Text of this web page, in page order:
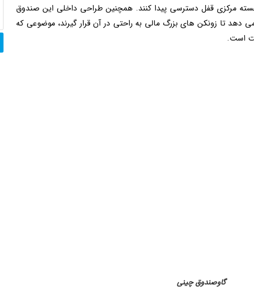
هسته مرکزی قفل دسترسی پیدا کنند. همچنین طراحی داخلی این صندوق
دهد تا زونکن های بزرگ مالی به راحتی در آن قرار گیرند، موضوعی که
است.
گاوصندوق چینی